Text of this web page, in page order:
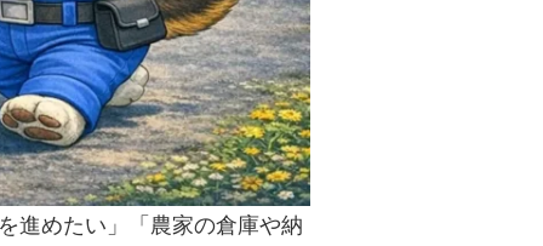
進めたい」「農家の倉庫や納